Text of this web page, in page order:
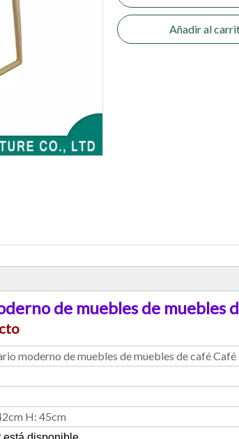
Añadir al
de muebles de muebles
moderno de muebles de muebles de café Café
H: 45cm